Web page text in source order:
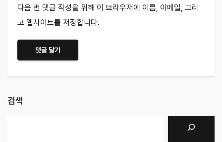
다음 번 댓글 작성을 위해 이 브라우저에 이름, 이메일, 그리
고 웹사이트를 저장합니다.
검색